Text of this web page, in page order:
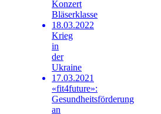
Konzert
Bläserklasse
18.03.2022
Krieg
in
der
Ukraine
17.03.2021
«fit4future»:
Gesundheitsförderung
an